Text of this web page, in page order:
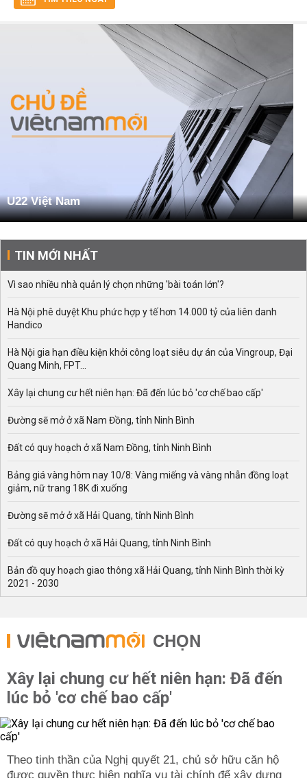
U22 Việt Nam
TIN MỚI NHẤT
Vì sao nhiều nhà quản lý chọn những 'bài toán lớn'?
Hà Nội phê duyệt Khu phức hợp y tế hơn 14.000 tỷ của liên danh
Handico
Hà Nội gia hạn điều kiện khởi công loạt siêu dự án của Vingroup, Đại
Quang Minh, FPT...
Xây lại chung cư hết niên hạn: Đã đến lúc bỏ 'cơ chế bao cấp'
Đường sẽ mở ở xã Nam Đồng, tỉnh Ninh Bình
Đất có quy hoạch ở xã Nam Đồng, tỉnh Ninh Bình
Bảng giá vàng hôm nay 10/8: Vàng miếng và vàng nhẫn đồng loạt
giảm, nữ trang 18K đi xuống
Đường sẽ mở ở xã Hải Quang, tỉnh Ninh Bình
Đất có quy hoạch ở xã Hải Quang, tỉnh Ninh Bình
Bản đồ quy hoạch giao thông xã Hải Quang, tỉnh Ninh Bình thời kỳ
2021 - 2030
CHỌN
Xây lại chung cư hết niên hạn: Đã đến
lúc bỏ 'cơ chế bao cấp'
Theo tinh thần của Nghị quyết 21, chủ sở hữu căn hộ
được quyền thực hiện nghĩa vụ tài chính để xây dựng